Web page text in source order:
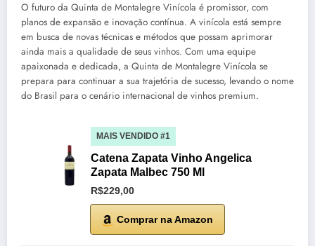
O futuro da Quinta de Montalegre Vinícola é promissor, com
planos de expansão e inovação contínua. A vinícola está sempre
em busca de novas técnicas e métodos que possam aprimorar
ainda mais a qualidade de seus vinhos. Com uma equipe
apaixonada e dedicada, a Quinta de Montalegre Vinícola se
prepara para continuar a sua trajetória de sucesso, levando o nome
do Brasil para o cenário internacional de vinhos premium.
MAIS VENDIDO #1
Catena Zapata Vinho Angelica
Zapata Malbec 750 Ml
R$229,00
Comprar na Amazon